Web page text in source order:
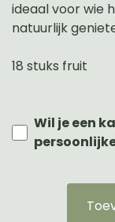
ideaal voor wie
natuurlijk
18 stuks fruit
Wil je een